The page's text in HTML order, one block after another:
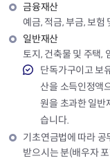
금융재산
예금, 적금, 부금, 보험
일반재산
토지, 건축물 및 주택,
단독가구이고 보
산을 소득인정액
원을 초과한 일반
습니다.
기초연금법에 따라 공
받으시는 분(배우자